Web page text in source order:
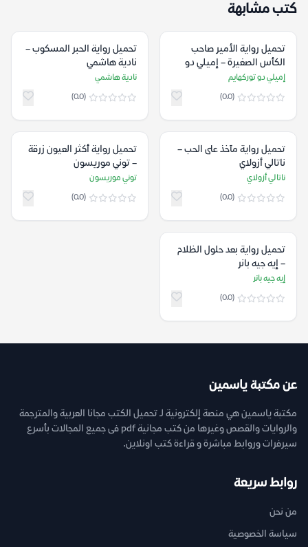
كتب مشابهة
تحميل رواية الأمير صاحب
الكأس الصغيرة – إميلي دو
توركهايم
إميلي دو توركهايم
(0.0)
تحميل رواية الحبر المسكوب –
نادية هاشمي
نادية هاشمي
(0.0)
تحميل رواية مآخذ على الحب –
ناتالي أزولاي
ناتالي أزولاي
(0.0)
تحميل رواية أكثر العيون زرقة
– توني موريسون
توني موريسون
(0.0)
تحميل رواية بعد حلول الظلام
– إيه جيه بانر
إيه جيه بانر
(0.0)
عن مكتبة ياسمين
مكتبة ياسمين هي منصة إلكترونية لـ تحميل الكتب مجانا العربية والمترجمة
والروايات والقصص وغيرها من كتب مجانية pdf فى جميع المجالات بأسرع
سيرفرات وروابط مباشرة و قراءة كتب اونلاين.
روابط سريعة
من نحن
سياسة الخصوصية